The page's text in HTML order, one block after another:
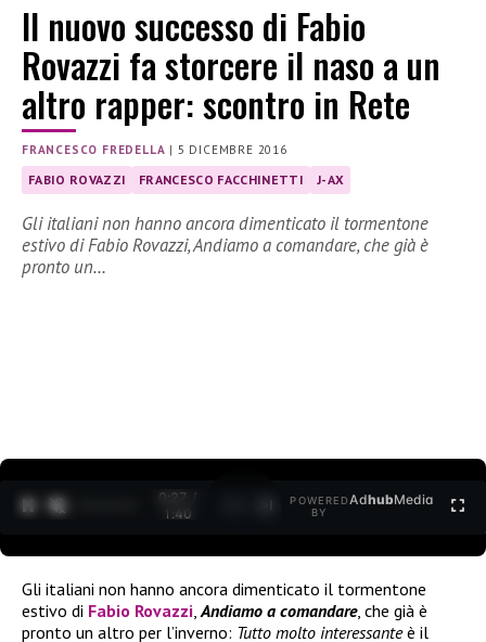
Il nuovo successo di Fabio
Rovazzi fa storcere il naso a un
altro rapper: scontro in Rete
FRANCESCO FREDELLA | 5 DICEMBRE 2016
FABIO ROVAZZI FRANCESCO FACCHINETTI J-AX
Gli italiani non hanno ancora dimenticato il tormentone
estivo di Fabio Rovazzi, Andiamo a comandare, che già è
pronto un…
0:27 /
1:40
POWERED
BY
AdhubMedia
Gli italiani non hanno ancora dimenticato il tormentone
estivo di Fabio Rovazzi Andiamo a comandare, che già è
pronto un altro per l’inverno: Tutto molto interessanteè il